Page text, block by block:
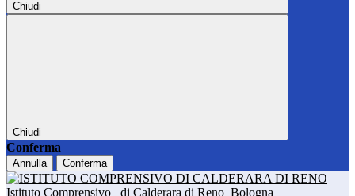
Chiudi
Chiudi
Conferma
Annulla Conferma
Istituto Comprensivo di Calderara di Reno Bologna